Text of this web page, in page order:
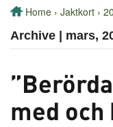
Home › Jaktkort ›
Archive | mars,
med